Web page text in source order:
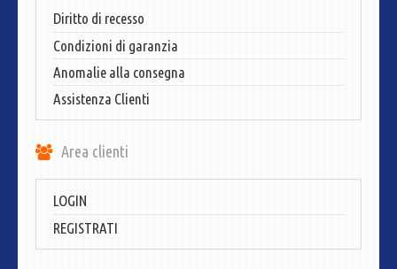
Diritto di recesso
Condizioni di garanzia
Anomalie alla consegna
Assistenza Clienti
Area clienti
LOGIN
REGISTRATI